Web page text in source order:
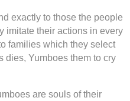
exactly to those the people
imitate their actions in every
families which they select
dies, Yumboes them to cry
are souls of their